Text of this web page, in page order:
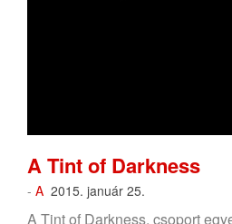
A Tint of Darkness
- A 2015. január 25.
A Tint of Darkness, csoport